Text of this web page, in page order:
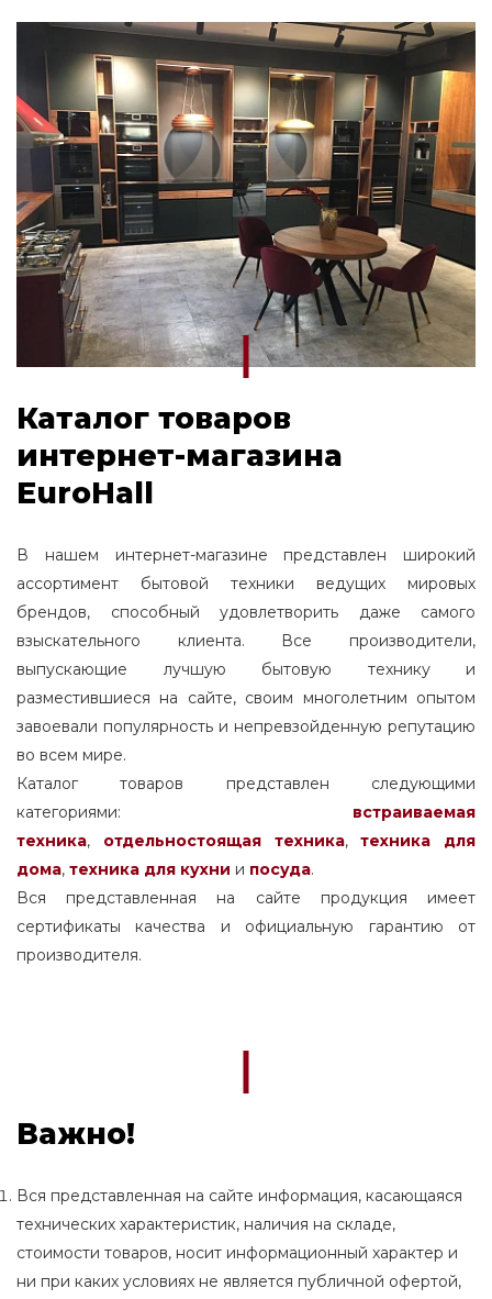
Каталог товаров
интернет-магазина
EuroHall
В нашем интернет-магазине представлен широкий
ассортимент бытовой техники ведущих мировых
брендов, способный удовлетворить даже самого
взыскательного клиента. Все производители,
выпускающие лучшую бытовую технику и
разместившиеся на сайте, своим многолетним опытом
завоевали популярность и непревзойденную репутацию
во всем мире.
Каталог товаров представлен следующими
категориями: встраиваемая
техника, отдельностоящаятехника,
техника для
дома, техника для кухни и посуда.
Вся представленная на сайте продукция имеет
сертификаты качества и официальную гарантию от
производителя.
Важно!
Вся представленная на сайте информация, касающаяся
технических характеристик, наличия на складе,
стоимости товаров, носит информационный характер и
ни при каких условиях не является публичной офертой,